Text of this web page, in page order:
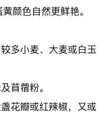
颜色自然更鲜艳。
多小麦、大麦或白玉
苜蓿粉。
花瓣或红辣椒，又或